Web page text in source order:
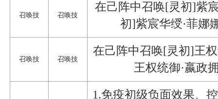
召唤技 召唤技
在己阵中召唤[灵初]紫
初]紫宸华绶·菲娜
召唤技 召唤技
在己阵中召唤[灵初]王
王权统御·嬴政
1.免疫初级负面效果、